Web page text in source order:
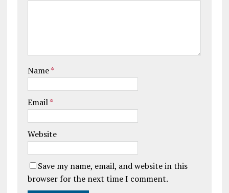
Name*
Email*
Website
Save my name, email, and website in this
browser for the next time I comment.